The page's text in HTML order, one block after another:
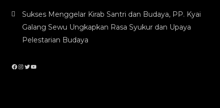
Sukses Menggelar Kirab Santri dan Budaya, PP. Kyai
Galang Sewu Ungkapkan Rasa Syukur dan Upaya
Pelestarian Budaya
Facebook
Instagram
Twitter
YouTube